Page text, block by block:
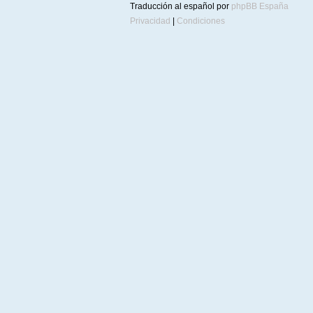
Traducción al español por phpBB España
Privacidad
Condiciones